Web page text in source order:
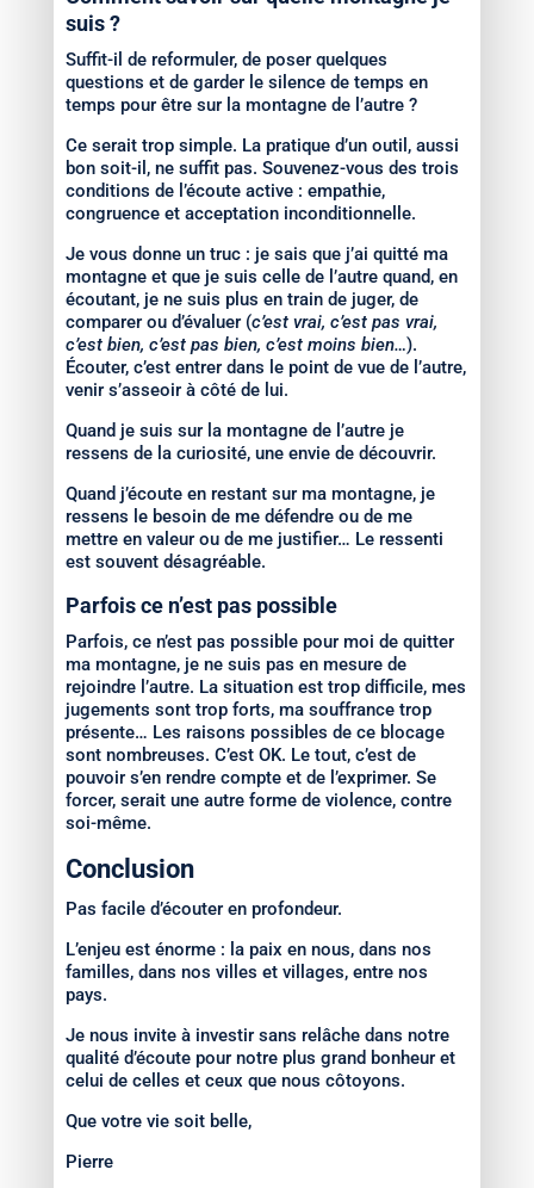
suis ?
Suffit-il de reformuler, de poser quelques
questions et de garder le silence de temps en
temps pour être sur la montagne de l’autre ?
Ce serait trop simple. La pratique d’un outil, aussi
bon soit-il, ne suffit pas. Souvenez-vous des trois
conditions de l’écoute active : empathie,
congruence et acceptation inconditionnelle.
Je vous donne un truc : je sais que j’ai quitté ma
montagne et que je suis celle de l’autre quand, en
écoutant, je ne suis plus en train de juger, de
comparer ou d’évaluer (c’est vrai, c’est pas vrai,
c’est bien, c’est pas bien, c’est moins bien…).
Écouter, c’est entrer dans le point de vue de l’autre,
venir s’asseoir à côté de lui.
Quand je suis sur la montagne de l’autre je
ressens de la curiosité, une envie de découvrir.
Quand j’écoute en restant sur ma montagne, je
ressens le besoin de me défendre ou de me
mettre en valeur ou de me justifier… Le ressenti
est souvent désagréable.
Parfois ce n’est pas possible
Parfois, ce n’est pas possible pour moi de quitter
ma montagne, je ne suis pas en mesure de
rejoindre l’autre. La situation est trop difficile, mes
jugements sont trop forts, ma souffrance trop
présente… Les raisons possibles de ce blocage
sont nombreuses. C’est OK. Le tout, c’est de
pouvoir s’en rendre compte et de l’exprimer. Se
forcer, serait une autre forme de violence, contre
soi-même.
Conclusion
Pas facile d’écouter en profondeur.
L’enjeu est énorme : la paix en nous, dans nos
familles, dans nos villes et villages, entre nos
pays.
Je nous invite à investir sans relâche dans notre
qualité d’écoute pour notre plus grand bonheur et
celui de celles et ceux que nous côtoyons.
Que votre vie soit belle,
Pierre